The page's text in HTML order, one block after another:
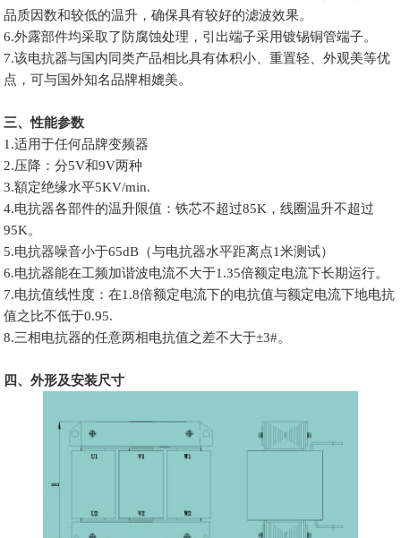
品质因数和较低的温升，确保具有较好的滤波效果。
6.外露部件均采取了防腐蚀处理，引出端子采用镀锡铜管端子。
7.该电抗器与国内同类产品相比具有体积小、重置轻、外观美等优
点，可与国外知名品牌相媲美。
三、性能参数
1.适用于任何品牌变频器
2.压降：分5V和9V两种
3.額定绝缘水平5KV/min.
4.电抗器各部件的温升限值：铁芯不超过85K，线圈温升不超过
95K。
5.电抗器噪音小于65dB（与电抗器水平距离点1米测试）
6.电抗器能在工频加谐波电流不大于1.35倍额定电流下长期运行。
7.电抗值线性度：在1.8倍额定电流下的电抗值与额定电流下地电抗
值之比不低于0.95.
8.三相电抗器的任意两相电抗值之差不大于±3#。
四、外形及安装尺寸